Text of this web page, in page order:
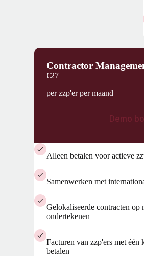
Contractor
€27
per zzp'er per maand
Demo
Alleen betalen voor actieve
Samenwerken met
Gelokaliseerde contracten op
ondertekenen
Facturen van zzp'ers met
betalen